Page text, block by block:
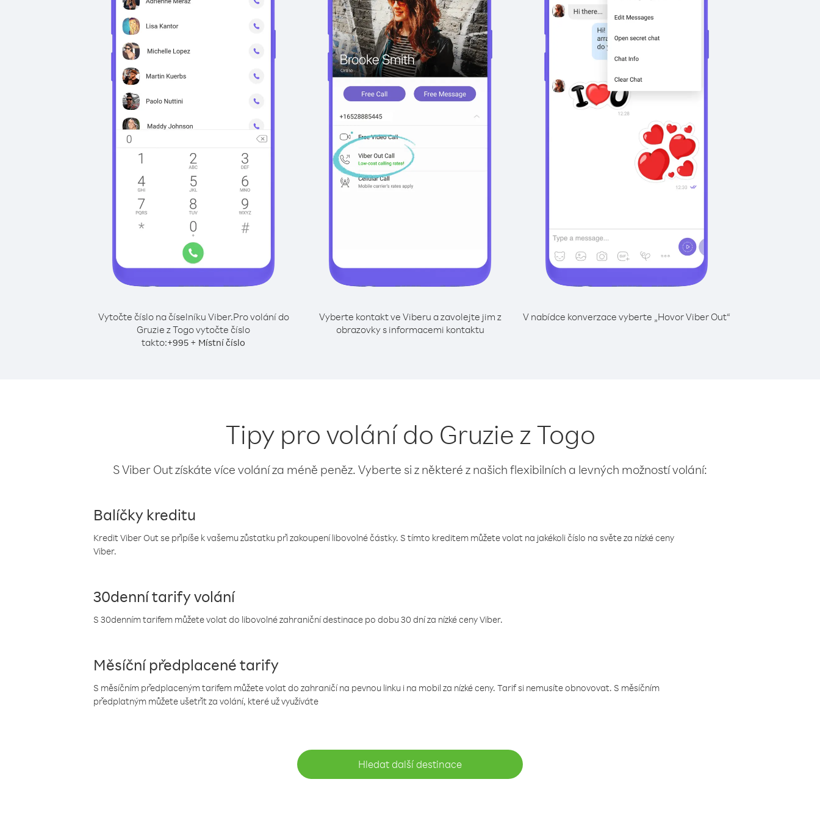
Vytočte číslo na číselníku Viber.Pro volání do
Gruzie z Togo vytočte číslo
takto:+995 + Místní číslo
Vyberte kontakt ve Viberu a zavolejte jim z
obrazovky s informacemi kontaktu
V nabídce konverzace vyberte „Hovor Viber Out“
Tipy pro volání do Gruzie z Togo
S Viber Out získáte více volání za méně peněz. Vyberte si z některé z našich flexibilních a levných možností volání:
Balíčky kreditu
Kredit Viber Out se připíše k vašemu zůstatku při zakoupení libovolné částky. S tímto kreditem můžete volat na jakékoli číslo na světe za nízké ceny
Viber.
30denní tarify volání
S 30denním tarifem můžete volat do libovolné zahraniční destinace po dobu 30 dní za nízké ceny Viber.
Měsíční předplacené tarify
S měsíčním předplaceným tarifem můžete volat do zahraničí na pevnou linku i na mobil za nízké ceny. Tarif si nemusíte obnovovat. S měsíčním
předplatným můžete ušetřit za volání, které už využíváte
Hledat další destinace